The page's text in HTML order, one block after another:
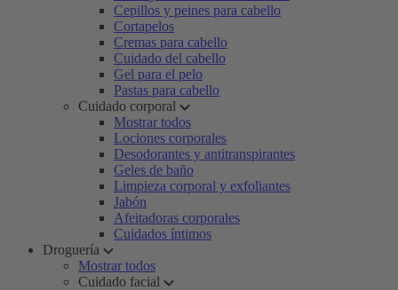
Cepillos y peines para cabello
Cortapelos
Cremas para cabello
Cuidado del cabello
Gel para el pelo
Pastas para cabello
Cuidado corporal
Mostrar todos
Lociones corporales
Desodorantes y antitranspirantes
Geles de baño
Limpieza corporal y exfoliantes
Jabón
Afeitadoras corporales
Cuidados íntimos
Droguería
Mostrar todos
Cuidado facial